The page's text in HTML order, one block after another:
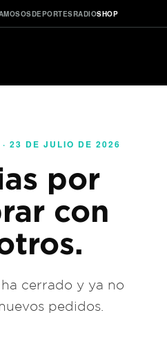
DEPORTESRADIOSHOP
23 DE JULIO DE 2026
por
con
cerrado y ya no
pedidos.